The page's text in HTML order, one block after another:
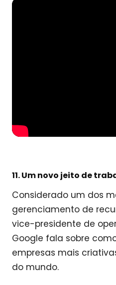
11. Um novo jeito de
Considerado um dos
gerenciamento de
vice-presidente de
Google fala sobre
empresas mais
do mundo.